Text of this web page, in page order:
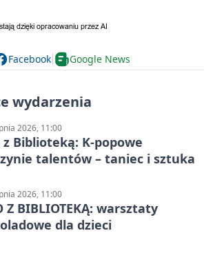
Facebook Google News
wydarzenia
2026, 11:00
z Biblioteką: K-popowe
talentów – taniec i sztuka
2026, 11:00
Z BIBLIOTEKĄ: warsztaty
dla dzieci